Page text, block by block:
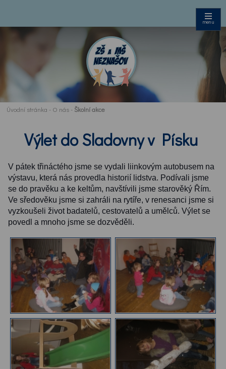
menu
Úvodní stránka - O nás- Školní akce
Výlet do Sladovny v Písku
V pátek třináctého jsme se vydali liinkovým autobusem na
výstavu, která nás provedla historií lidstva. Podívali jsme
se do pravěku a ke keltům, navštívili jsme starověký Řím.
Ve sředověku jsme si zahráli na rytíře, v renesanci jsme si
vyzkoušeli život badatelů, cestovatelů a umělců. Výlet se
povedl a mnoho jsme se dozvěděli.